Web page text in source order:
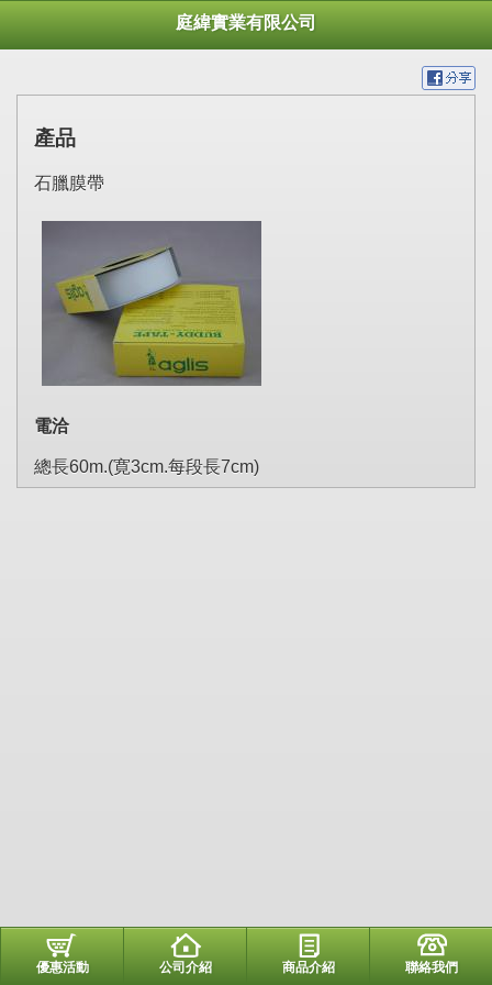
庭緯實業有限公司
產品
石臘膜帶
電洽
總長60m.(寛3cm.每段長7cm)
優惠活動 公司介紹 商品介紹 聯絡我們